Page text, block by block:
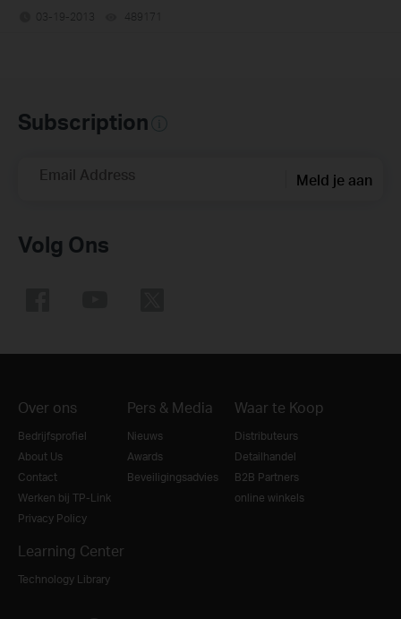
03-19-2013 489171
Subscription
Email Address Meld je aan
Volg Ons
Over ons
Bedrijfsprofiel
About Us
Contact
Werken bij TP-Link
Privacy Policy
Pers & Media
Nieuws
Awards
Beveiligingsadvies
Waar te Koop
Distributeurs
Detailhandel
B2B Partners
online winkels
Learning Center
Technology Library